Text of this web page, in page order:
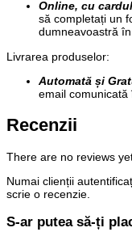
Online, cu
să completați un
dumneavoastră
Livrarea produselor:
Automată și
email comunicată
Recenzii
There are no reviews
Numai clienții
scrie o recenzie.
S-ar putea să-ți